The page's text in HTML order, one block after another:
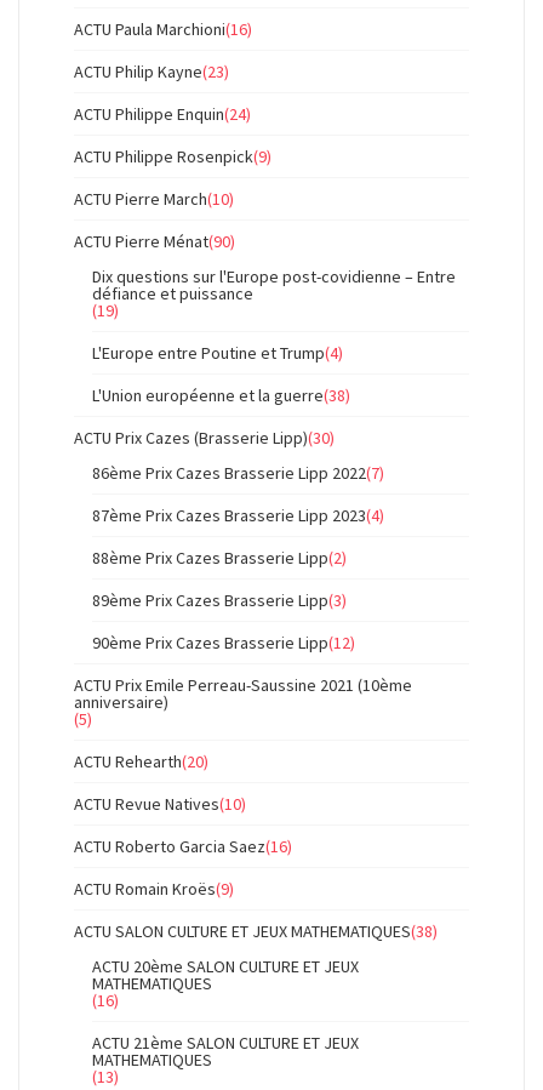
ACTU Paula Marchioni(16)
ACTU Philip Kayne(23)
ACTU Philippe Enquin(24)
ACTU Philippe Rosenpick(9)
ACTU Pierre March(10)
ACTU Pierre Ménat(90)
Dix questions sur l'Europe post-covidienne – Entre
défiance et puissance
(19)
L'Europe entre Poutine et Trump(4)
L'Union européenne et la guerre(38)
ACTU Prix Cazes (Brasserie Lipp)(30)
86ème Prix Cazes Brasserie Lipp 2022(7)
87ème Prix Cazes Brasserie Lipp 2023(4)
88ème Prix Cazes Brasserie Lipp(2)
89ème Prix Cazes Brasserie Lipp(3)
90ème Prix Cazes Brasserie Lipp(12)
ACTU Prix Emile Perreau-Saussine 2021 (10ème
anniversaire)
(5)
ACTU Rehearth(20)
ACTU Revue Natives(10)
ACTU Roberto Garcia Saez(16)
ACTU Romain Kroës(9)
ACTU SALON CULTURE ET JEUX MATHEMATIQUES(38)
ACTU 20ème SALON CULTURE ET JEUX
MATHEMATIQUES
(16)
ACTU 21ème SALON CULTURE ET JEUX
MATHEMATIQUES
(13)